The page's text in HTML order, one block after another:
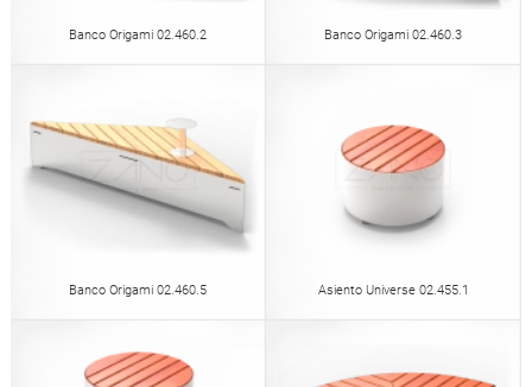
Banco Origami 02.460.2 Banco Origami 02.460.3
Banco Origami 02.460.5 Asiento Universe 02.455.1